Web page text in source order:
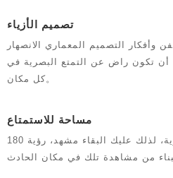
تصميم الأزياء
وأفكار التصميم المعماري الانصهار
أن تكون راض عن التمتع البصرية في
كل مكان。
مساحة للاستمتاع
180 درجة الإنجازات على مدار شفافة السيارة التجربة البصرية، لذلك عليك البقاء مشهد، رؤية